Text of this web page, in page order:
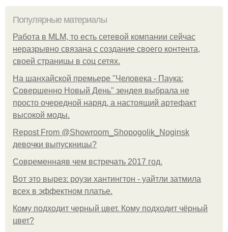
Популярные материалы
Работа в MLM, то есть сетевой компании сейчас
неразрывно связана с создание своего контента,
своей страницы в соц сетях.
На шанхайской премьере "Человека - Паука:
Совершенно Новый День" зендея выбрала не
просто очередной наряд, а настоящий артефакт
высокой моды.
Repost From @Showroom_Shopogolik_Noginsk
девочки выпускницы?
Современнаяв чем встречать 2017 год.
Вот это вырез: роузи хантингтон - уайтли затмила
всех в эффектном платьe.
Кому подходит черный цвет. Кому подходит чёрный
цвет?